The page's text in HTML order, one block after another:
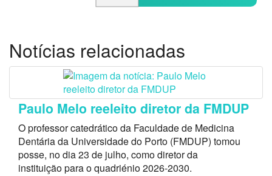
Notícias relacionadas
Paulo Melo reeleito diretor da FMDUP
O professor catedrático da Faculdade de Medicina
Dentária da Universidade do Porto (FMDUP) tomou
posse, no dia 23 de julho, como diretor da
instituição para o quadriénio 2026-2030.